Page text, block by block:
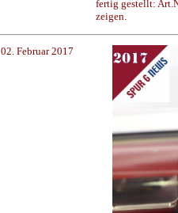
fertig gestellt:
zeigen.
02. Februar 2017